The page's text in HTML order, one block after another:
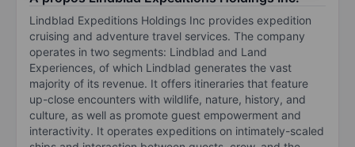
Lindblad Expeditions Holdings Inc provides expedition
cruising and adventure travel services. The company
operates in two segments: Lindblad and Land
Experiences, of which Lindblad generates the vast
majority of its revenue. It offers itineraries that feature
up-close encounters with wildlife, nature, history, and
culture, as well as promote guest empowerment and
interactivity. It operates expeditions on intimately-scaled